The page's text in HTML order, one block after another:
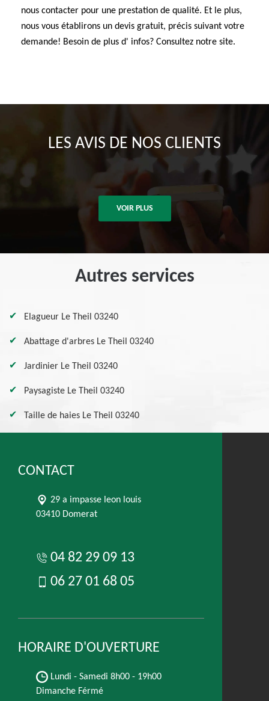
nous contacter pour une prestation de qualité. Et le plus,
nous vous établirons un devis gratuit, précis suivant votre
demande! Besoin de plus d' infos? Consultez notre site.
LES AVIS DE NOS CLIENTS
VOIR PLUS
Autres services
Elagueur Le Theil 03240
Abattage d'arbres Le Theil 03240
Jardinier Le Theil 03240
Paysagiste Le Theil 03240
Taille de haies Le Theil 03240
CONTACT
29 a impasse leon louis
03410 Domerat
04 82 29 09 13
06 27 01 68 05
HORAIRE D'OUVERTURE
Lundi - Samedi 8h00 - 19h00
Dimanche Férmé